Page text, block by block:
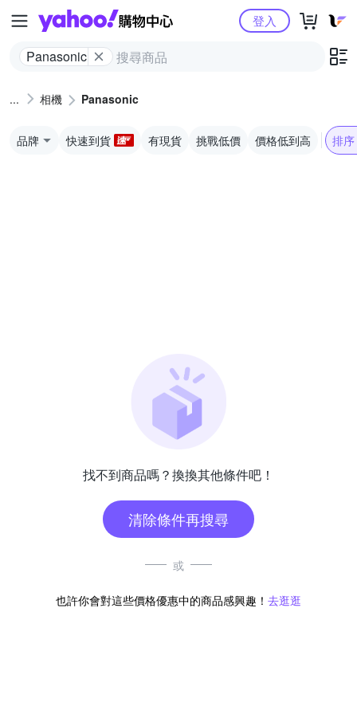
Yahoo購物中心
Panasonic
登入
相機 Panasonic
品牌 快速到貨 有現貨 挑戰低價 價格低到高 排序
找不到商品嗎？換換其他條件吧！
清除條件再搜尋
或
也許你會對這些價格優惠中的商品感興趣！ 去逛逛